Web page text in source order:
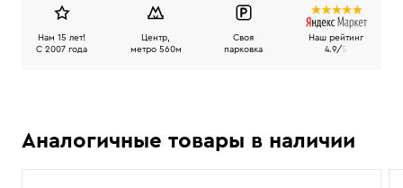
Нам 15 лет!
C 2007 года
Центр,
метро 560м
Своя
парковка
Наш рейтинг
4.9/5
Аналогичные товары в наличии